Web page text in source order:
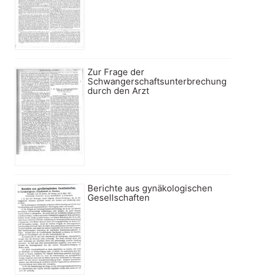
Zur Frage der
Schwangerschaftsunterbrechung
durch den Arzt
Berichte aus gynäkologischen
Gesellschaften